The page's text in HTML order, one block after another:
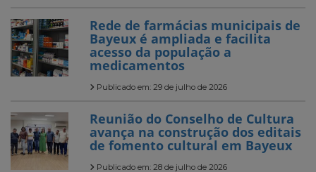
Rede de farmácias municipais de
Bayeux é ampliada e facilita
acesso da população a
medicamentos
Publicado em: 29 de julho de 2026
Reunião do Conselho de Cultura
avança na construção dos editais
de fomento cultural em Bayeux
Publicado em: 28 de julho de 2026